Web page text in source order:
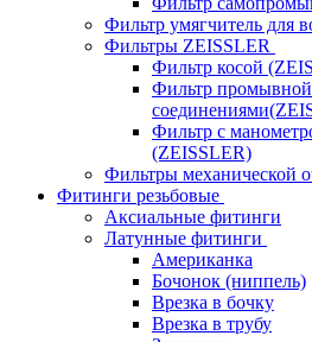
Фильтр умягчитель для
Фильтры ZEISSLER
Фильтр косой
Фильтр
Фильтр с
(ZEISSLER)
Фильтры механической
Фитинги резьбовые
Аксиальные фитинги
Латунные фитинги
Американка
Бочонок (ниппель)
Врезка в бочку
Врезка в трубу